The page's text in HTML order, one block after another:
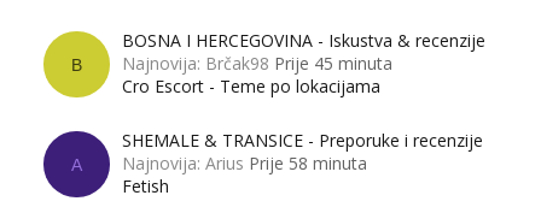
B
BOSNA I HERCEGOVINA - Iskustva & recenzije
Najnovija: Brčak98 Prije 45 minuta
Cro Escort - Teme po lokacijama
A
SHEMALE & TRANSICE - Preporuke i recenzije
Najnovija: Arius Prije 58 minuta
Fetish